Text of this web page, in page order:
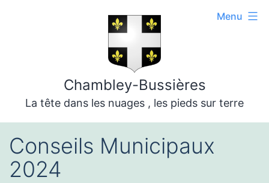
Chambley-Bussières
La tête dans les nuages , les pieds sur terre
Menu
Conseils Municipaux
2024